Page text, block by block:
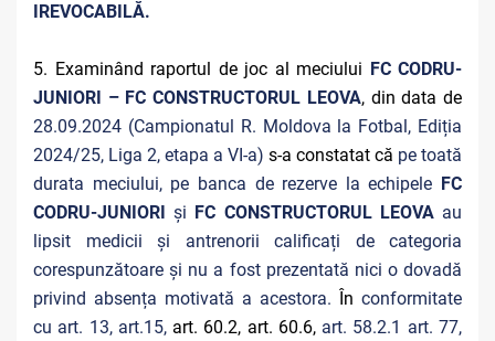
IREVOCABILĂ.
5. Examinând raportul de joc al meciului FC CODRU-
JUNIORI – FC CONSTRUCTORUL LEOVA, din data de
28.09.2024 (Campionatul R. Moldova la Fotbal, Ediția
2024/25, Liga 2, etapa a VI-a) s-a constatat că pe toată
durata meciului, pe banca de rezerve la echipele FC
CODRU-JUNIORIși FC CONSTRUCTORUL LEOVA au
lipsit medicii și antrenorii calificați de categoria
corespunzătoare și nu a fost prezentată nici o dovadă
privind absența motivată a acestora. În conformitate
cu art. 13, art.15, art. 60.2, art. 60.6, art. 58.2.1 art. 77,